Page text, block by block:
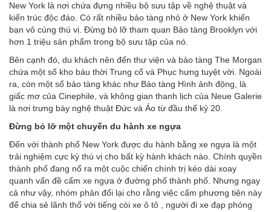
New York là nơi chứa đựng nhiều bộ sưu tập về nghệ thuật và
kiến trúc độc đáo. Có rất nhiều bảo tàng nhỏ ở New York khiến
bạn vô cùng thú vị. Đừng bỏ lỡ tham quan Bảo tàng Brooklyn với
hơn 1 triệu sản phẩm trong bộ sưu tập của nó.
Bên cạnh đó, du khách nên đến thư viện và bảo tàng The Morgan
chứa một số kho báu thời Trung cổ và Phục hưng tuyệt vời. Ngoài
ra, còn một số bảo tàng khác như Bảo tàng Hình ảnh động, là
giấc mơ của Cinephile, và không gian thanh lịch của Neue Galerie
là nơi trưng bày nghệ thuật Đức và Áo từ đầu thế kỷ 20.
Đừng bỏ lỡ một chuyến du hành xe ngựa
Đến với thành phố New York được du hành bằng xe ngựa là một
trải nghiệm cực kỳ thú vị cho bất kỳ hành khách nào. Chính quyền
thành phố đang nổ ra một cuộc chiến chính trị kéo dài xoay
quanh vấn đề cấm xe ngựa ở đường phố thành phố. Nhưng ngay
cả như vậy, nhóm phản đối lại cho rằng việc cấm phương tiện này
để chia sẻ lãnh thổ với tiếng còi xe ô tô , người đi xe đạp phóng